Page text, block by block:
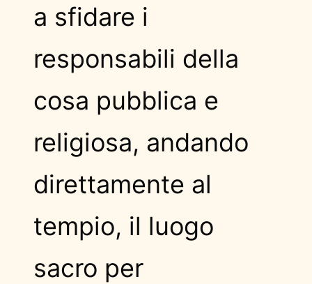
a sfidare i
responsabili della
cosa pubblica e
religiosa, andando
direttamente al
tempio, il luogo
sacro per